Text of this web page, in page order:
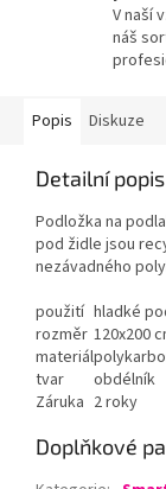
V naší
náš
Popis Diskuze
Detailní
Podložka na
pod židle jsou
nezávadného
použití hladké
rozměr 120x200
materiál
tvar
obdélník
Záruka 2 roky
Doplňkové